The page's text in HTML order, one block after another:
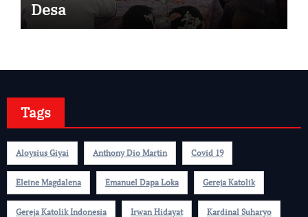
Desa
Tags
Aloysius Giyai Anthony Dio Martin Covid 19
Eleine Magdalena Emanuel Dapa Loka Gereja Katolik
Gereja Katolik Indonesia Irwan Hidayat Kardinal Suharyo